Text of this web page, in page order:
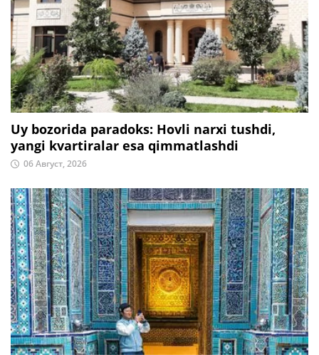
Uy bozorida paradoks: Hovli narxi tushdi,
yangi kvartiralar esa qimmatlashdi
06 Август, 2026